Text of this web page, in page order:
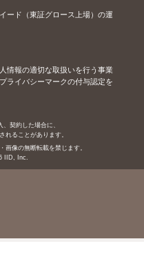
ード（東証グロース上場）の運
情報の適切な取扱いを行う事業
ライバシーマークの付与認定を
契約した場合に、
れることがあります。
画像の無断転載を禁じます。
IID, Inc.